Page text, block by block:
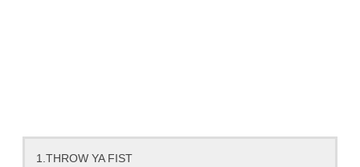
1.THROW YA FIST